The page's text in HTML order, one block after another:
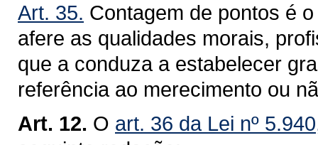
Art. 35. Contagem de pontos é
afere as qualidades morais,
que a conduza a estabelecer
referência ao merecimento ou
Art. 12. O art. 36 da Lei nº